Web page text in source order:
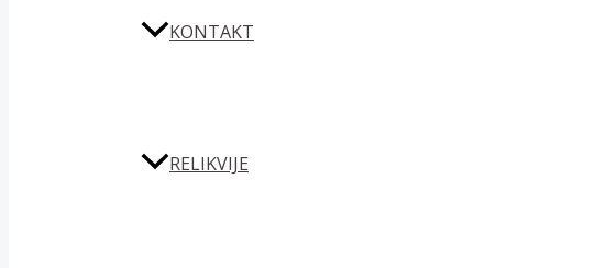
KONTAKT
RELIKVIJE